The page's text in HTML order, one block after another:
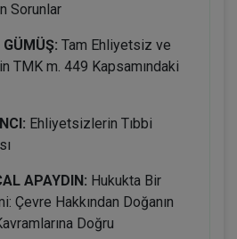
Sorunlar
Tam Ehliyetsiz ve
TMK m. 449 Kapsamındaki
Ehliyetsizlerin Tıbbi
APAYDIN: Hukukta Bir
Çevre Hakkından Doğanın
Doğru